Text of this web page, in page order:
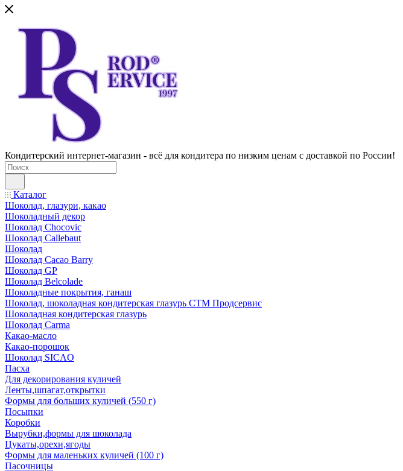
Кондитерский интернет-магазин - всё для кондитера по низким ценам с доставкой по России!
Каталог
Шоколад, глазури, какао
Шоколадный декор
Шоколад Chocovic
Шоколад Callebaut
Шоколад
Шоколад Cacao Barry
Шоколад GP
Шоколад Belcolade
Шоколадные покрытия, ганаш
Шоколад, шоколадная кондитерская глазурь СТМ Продсервис
Шоколадная кондитерская глазурь
Шоколад Carma
Какао-масло
Какао-порошок
Шоколад SICAO
Пасха
Для декорирования куличей
Ленты,шпагат,открытки
Формы для больших куличей (550 г)
Посыпки
Коробки
Вырубки,формы для шоколада
Цукаты,орехи,ягоды
Формы для маленьких куличей (100 г)
Пасочницы